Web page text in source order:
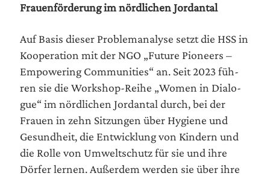
Frau­en­för­de­rung im nörd­li­chen Jordantal
Auf Basis die­ser Pro­blem­ana­ly­se setzt die HSS in
Koope­ra­ti­on mit der NGO „Future Pio­neers –
Empowe­ring Com­mu­ni­ties“ an. Seit 2023 füh­
ren sie die Work­shop-Rei­he „Women in Dia­lo­
gue“ im nörd­li­chen Jor­dan­tal durch, bei der
Frau­en in zehn Sit­zun­gen über Hygie­ne und
Gesund­heit, die Ent­wick­lung von Kin­dern und
die Rol­le von Umwelt­schutz für sie und ihre
Dör­fer ler­nen. Außer­dem wer­den sie über ihre